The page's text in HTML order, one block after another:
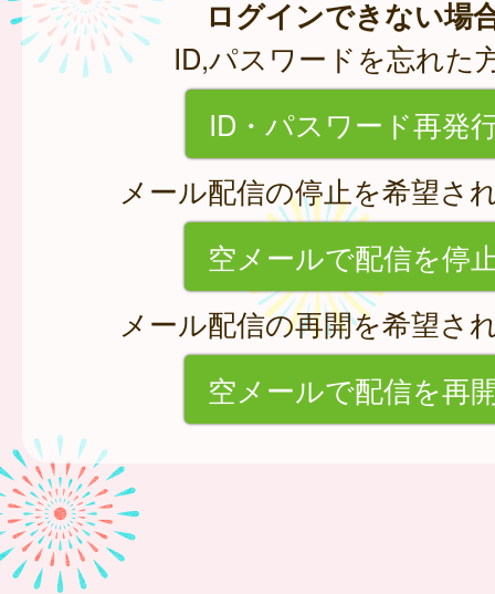
ログインできない場
ID,パスワードを忘れた
ID・パスワード再発
メール配信の停止を希望さ
空メールで配信を停
メール配信の再開を希望さ
空メールで配信を再